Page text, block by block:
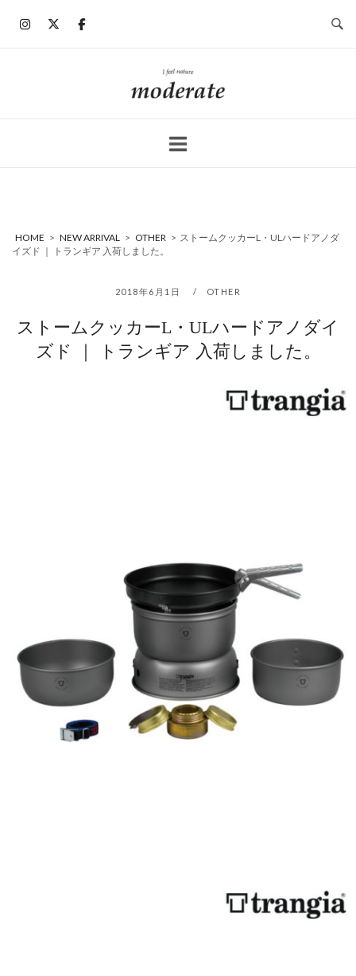
ホ
ー
HOME > NEW ARRIVAL > OTHER > ストームクッカーL・ULハードアノダ
イズド ｜ トランギア 入荷しました。
2018年6月1日 OTHER
ストームクッカーL・ULハードアノダイ
ズド ｜ トランギア 入荷しました。